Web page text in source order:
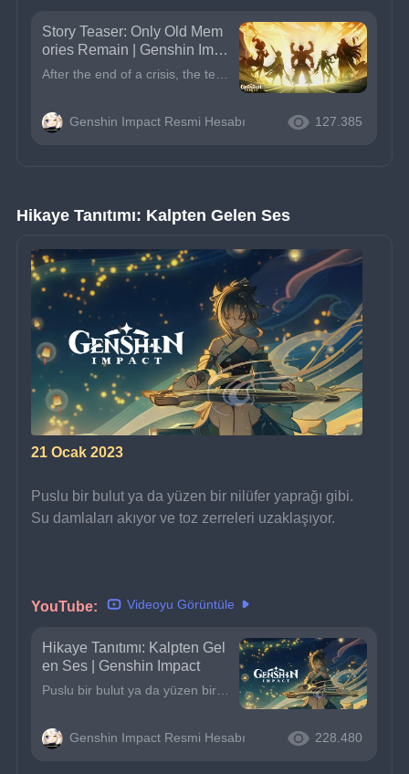
Story Teaser: Only Old Mem
ories Remain | Genshin Impa
ct
After the end of a crisis, the team departed one after another, either in contemplation or fulfillment.But Xiao invites you to talk, telling you about a Yaksha&#39;s awakened memories...
Genshin Impact Resmi Hesabı 127.385
Hikaye Tanıtımı: Kalpten Gelen Ses
21 Ocak 2023
Puslu bir bulut ya da yüzen bir nilüfer yaprağı gibi.
Su damlaları akıyor ve toz zerreleri uzaklaşıyor.
YouTube: Videoyu Görüntüle
Hikaye Tanıtımı: Kalpten Gel
en Ses | Genshin Impact
Puslu bir bulut ya da yüzen bir nilüfer yaprağı gibi.Su damlaları akıyor ve toz zerreleri uzaklaşıyor.
Genshin Impact Resmi Hesabı 228.480